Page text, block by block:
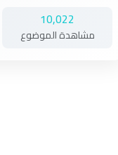
10,022
مشاهدة الموضوع